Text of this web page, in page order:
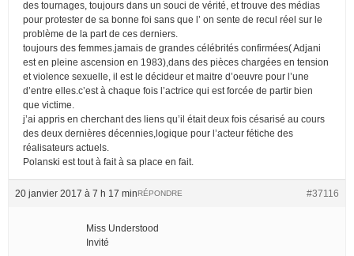
des tournages, toujours dans un souci de vérité, et trouve des médias
pour protester de sa bonne foi sans que l’ on sente de recul réel sur le
problème de la part de ces derniers.
toujours des femmes.jamais de grandes célébrités confirmées( Adjani
est en pleine ascension en 1983),dans des pièces chargées en tension
et violence sexuelle, il est le décideur et maitre d’oeuvre pour l’une
d’entre elles.c’est à chaque fois l’actrice qui est forcée de partir bien
que victime.
j’ai appris en cherchant des liens qu’il était deux fois césarisé au cours
des deux dernières décennies,logique pour l’acteur fétiche des
réalisateurs actuels.
Polanski est tout à fait à sa place en fait.
20 janvier 2017 à 7 h 17 min #37116
RÉPONDRE
Miss Understood
Invité